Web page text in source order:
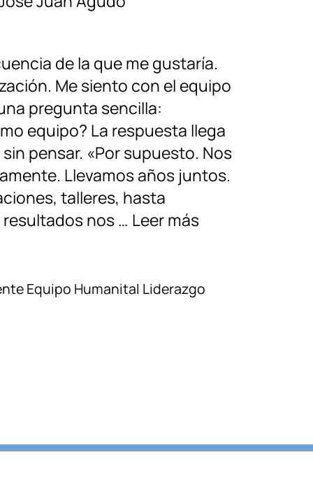
de la que me gustaría.
Me siento con el equipo
pregunta sencilla:
equipo? La respuesta llega
pensar. «Por supuesto. Nos
Llevamos años juntos.
talleres, hasta
nos … Leer más
Equipo Humanital Liderazgo